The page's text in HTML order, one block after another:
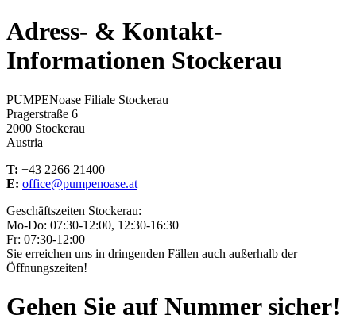
Adress- & Kontakt-
Informationen Stockerau
PUMPENoase Filiale Stockerau
Pragerstraße 6
2000 Stockerau
Austria
T: +43 2266 21400
E: office@pumpenoase.at
Geschäftszeiten Stockerau:
Mo-Do: 07:30-12:00, 12:30-16:30
Fr: 07:30-12:00
Sie erreichen uns in dringenden Fällen auch außerhalb der
Öffnungszeiten!
Gehen Sie auf Nummer sicher!